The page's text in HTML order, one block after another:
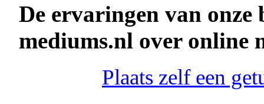
De ervaringen van onze
mediums.nl over online
Plaats zelf een